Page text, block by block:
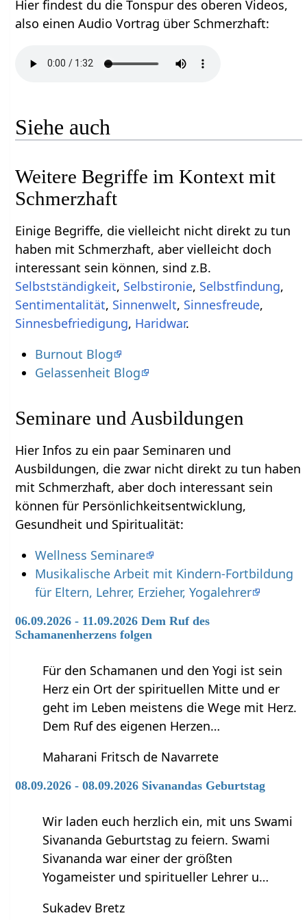
Hier findest du die Tonspur des oberen Videos,
also einen Audio Vortrag über Schmerzhaft‏‎:
Siehe auch
Weitere Begriffe im Kontext mit
Einige Begriffe, die vielleicht nicht direkt zu tun
haben mit Schmerzhaft‏‎, aber vielleicht doch
interessant sein können, sind z.B.
, ,
,
, ,
,
, Haridwar.
Burnout Blog
Gelassenheit Blog
Seminare und Ausbildungen
Hier Infos zu ein paar Seminaren und
Ausbildungen, die zwar nicht direkt zu tun haben
mit Schmerzhaft‏‎, aber doch interessant sein
können für Persönlichkeitsentwicklung,
Gesundheit und Spiritualität:
Wellness Seminare
Musikalische Arbeit mit Kindern-Fortbildung
für Eltern, Lehrer, Erzieher, Yogalehrer
06.09.2026 - 11.09.2026 Dem Ruf des
Schamanenherzens folgen
Für den Schamanen und den Yogi ist sein
Herz ein Ort der spirituellen Mitte und er
geht im Leben meistens die Wege mit Herz.
Dem Ruf des eigenen Herzen…
Maharani Fritsch de Navarrete
08.09.2026 - 08.09.2026 Sivanandas Geburtstag
Wir laden euch herzlich ein, mit uns Swami
Sivananda Geburtstag zu feiern. Swami
Sivananda war einer der größten
Yogameister und spiritueller Lehrer u…
Sukadev Bretz